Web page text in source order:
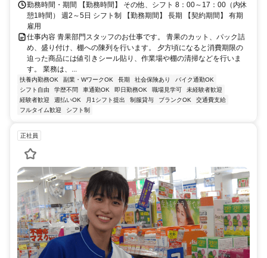
勤務時間・期間 【勤務時間】 その他、シフト 8：00～17：00（内休
憩1時間） 週2～5日 シフト制 【勤務期間】 長期 【契約期間】 有期
雇用
仕事内容 青果部門スタッフのお仕事です。 青果のカット、パック詰
め、盛り付け、棚への陳列を行います。 夕方頃になると消費期限の
迫った商品には値引きシール貼り、作業場や棚の清掃などを行いま
す。 業務は、...
扶養内勤務OK 副業・WワークOK 長期 社会保険あり
バイク通勤OK
シフト自由
学歴不問 車通勤OK 即日勤務OK 職場見学可
未経験者歓迎
経験者歓迎
週払いOK 月1シフト提出 制服貸与 ブランクOK
交通費支給
フルタイム歓迎
シフト制
正社員